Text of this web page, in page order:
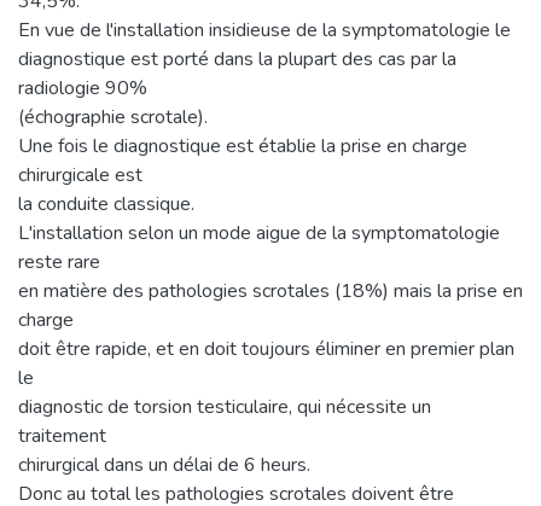
En vue de l'installation insidieuse de la symptomatologie le
diagnostique est porté dans la plupart des cas par la
radiologie 90%
(échographie scrotale).
Une fois le diagnostique est établie la prise en charge
chirurgicale est
la conduite classique.
L'installation selon un mode aigue de la symptomatologie
reste rare
en matière des pathologies scrotales (18%) mais la prise en
charge
doit être rapide, et en doit toujours éliminer en premier plan
le
diagnostic de torsion testiculaire, qui nécessite un
traitement
chirurgical dans un délai de 6 heurs.
Donc au total les pathologies scrotales doivent être